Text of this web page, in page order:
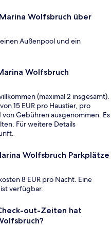
Wolfsbruch über
Außenpool und ein
Wolfsbruch
(maximal 2 insgesamt).
15 EUR pro Haustier, pro
von Gebühren ausgenommen. Es
Für weitere Details
Wolfsbruch Parkplätze
8 EUR pro Nacht. Eine
verfügbar.
out-Zeiten hat